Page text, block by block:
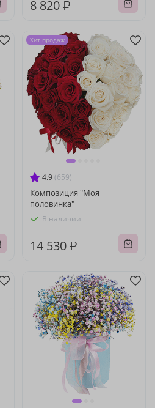
8 820 ₽
4.9 (659)
Композиция "Моя
половинка"
В наличии
14 530 ₽
Хит продаж